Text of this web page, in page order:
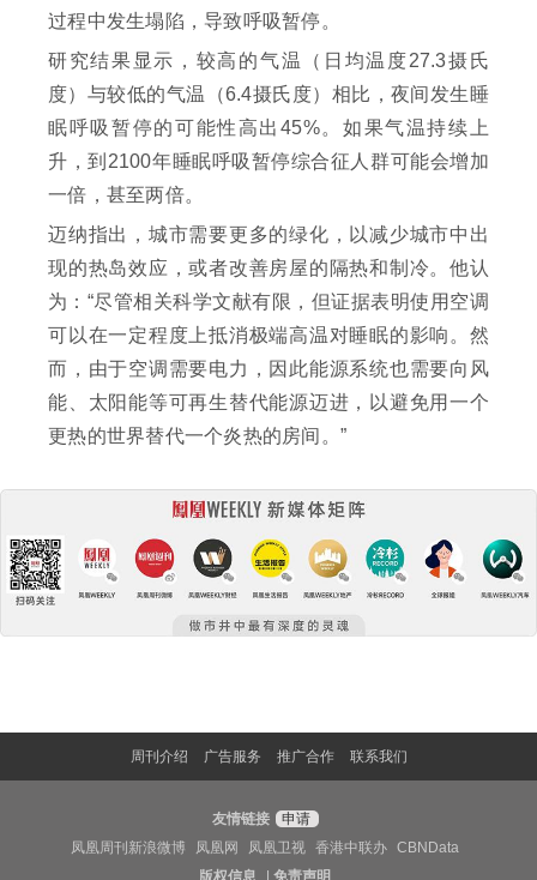
过程中发生塌陷，导致呼吸暂停。
研究结果显示，较高的气温（日均温度27.3摄氏
度）与较低的气温（6.4摄氏度）相比，夜间发生睡
眠呼吸暂停的可能性高出45%。如果气温持续上
升，到2100年睡眠呼吸暂停综合征人群可能会增加
一倍，甚至两倍。
迈纳指出，城市需要更多的绿化，以减少城市中出
现的热岛效应，或者改善房屋的隔热和制冷。他认
为：“尽管相关科学文献有限，但证据表明使用空调
可以在一定程度上抵消极端高温对睡眠的影响。然
而，由于空调需要电力，因此能源系统也需要向风
能、太阳能等可再生替代能源迈进，以避免用一个
更热的世界替代一个炎热的房间。”
周刊介绍 广告服务 推广合作 联系我们
友情链接
申请
凤凰周刊新浪微博
凤凰网 凤凰卫视 香港中联办
CBNData